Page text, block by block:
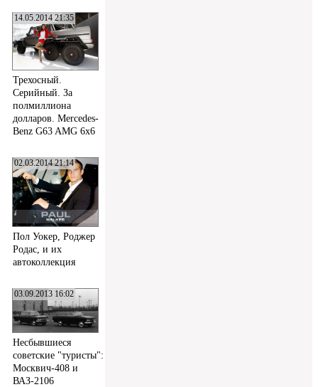
14.05.2014 21:35
Трехосный.
Серийный. За
полмиллиона
долларов. Mercedes-
Benz G63 AMG 6x6
02.03.2014 21:14
Пол Уокер, Роджер
Родас, и их
автоколлекция
03.09.2013 16:02
Несбывшиеся
советские "туристы":
Москвич-408 и
ВАЗ-2106